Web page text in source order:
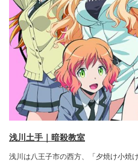
浅川土手｜暗殺教室
浅川は八王子市の西方、「夕焼け小焼